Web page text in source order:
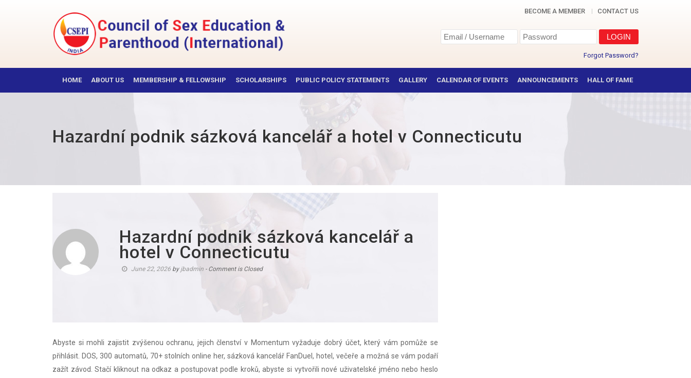
CSEPI
BECOME A MEMBER CONTACT US
Forgot Password?
HOME ABOUT US MEMBERSHIP & FELLOWSHIP SCHOLARSHIPS PUBLIC POLICY STATEMENTS GALLERY CALENDAR OF EVENTS ANNOUNCEMENTS HALL OF FAME
Hazardní podnik sázková kancelář a hotel v Connecticutu
Hazardní podnik sázková kancelář a
hotel v Connecticutu
June 22, 2026by jbadmin - Comment is Closed
Abyste si mohli zajistit zvýšenou ochranu, jejich členství v Momentum vyžaduje dobrý účet, který vám pomůže se
přihlásit. DOS, 300 automatů, 70+ stolních online her, sázková kancelář FanDuel, hotel, večeře a možná se vám podaří
zažít závod. Stačí kliknout na odkaz a postupovat podle kroků, abyste si vytvořili nové uživatelské jméno nebo heslo